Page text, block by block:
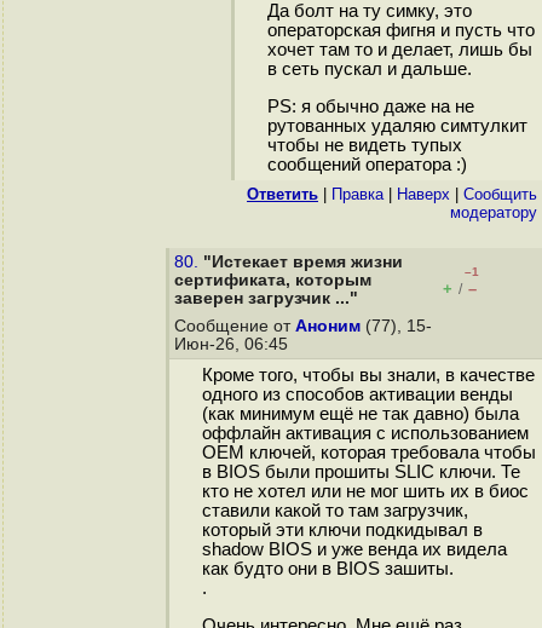
Да болт на ту симку, это
операторская фигня и пусть что
хочет там то и делает, лишь бы
в сеть пускал и дальше.
PS: я обычно даже на не
рутованных удаляю симтулкит
чтобы не видеть тупых
сообщений оператора :)
Ответить Правка| Наверх
Cообщить
модератору
80. "Истекает время жизни
сертификата, которым
заверен загрузчик ..."
–1
+ / –
Сообщение от Аноним (77), 15-
Июн-26, 06:45
Кроме того, чтобы вы знали, в качестве
одного из способов активации венды
(как минимум ещё не так давно) была
оффлайн активация с использованием
OEM ключей, которая требовала чтобы
в BIOS были прошиты SLIC ключи. Те
кто не хотел или не мог шить их в биос
ставили какой то там загрузчик,
который эти ключи подкидывал в
shadow BIOS и уже венда их видела
как будто они в BIOS зашиты.
.